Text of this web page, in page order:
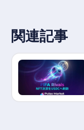
し、ランキ
・リアルタ
・PvEシナリ
・ライブイ
・チーム育
関連記事